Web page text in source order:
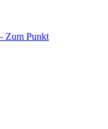
Zum Punkt